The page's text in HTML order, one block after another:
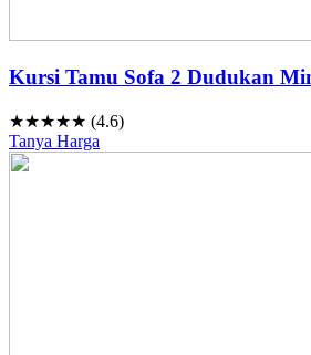
Kursi Tamu Sofa 2 Dudukan
★★★★★ (4.6)
Tanya Harga